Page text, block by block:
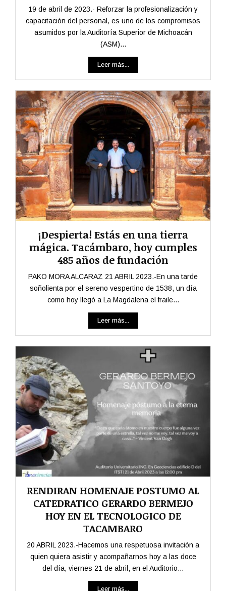
19 de abril de 2023.- Reforzar la profesionalización y
capacitación del personal, es uno de los compromisos
asumidos por la Auditoría Superior de Michoacán
(ASM)...
Leer más...
¡Despierta! Estás en una tierra
mágica. Tacámbaro, hoy cumples
485 años de fundación
PAKO MORA ALCARAZ 21 ABRIL 2023.-En una tarde
soñolienta por el sereno vespertino de 1538, un día
como hoy llegó a La Magdalena el fraile...
Leer más...
RENDIRAN HOMENAJE POSTUMO AL
CATEDRATICO GERARDO BERMEJO
HOY EN EL TECNOLOGICO DE
TACAMBARO
20 ABRIL 2023.-Hacemos una respetuosa invitación a
quien quiera asistir y acompañarnos hoy a las doce
del día, viernes 21 de abril, en el Auditorio...
Leer más...